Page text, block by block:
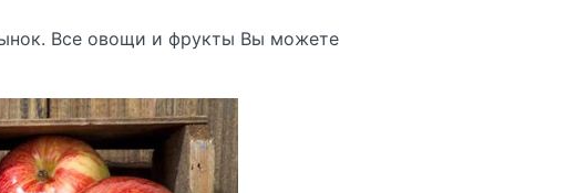
Все овощи и фрукты Вы можете